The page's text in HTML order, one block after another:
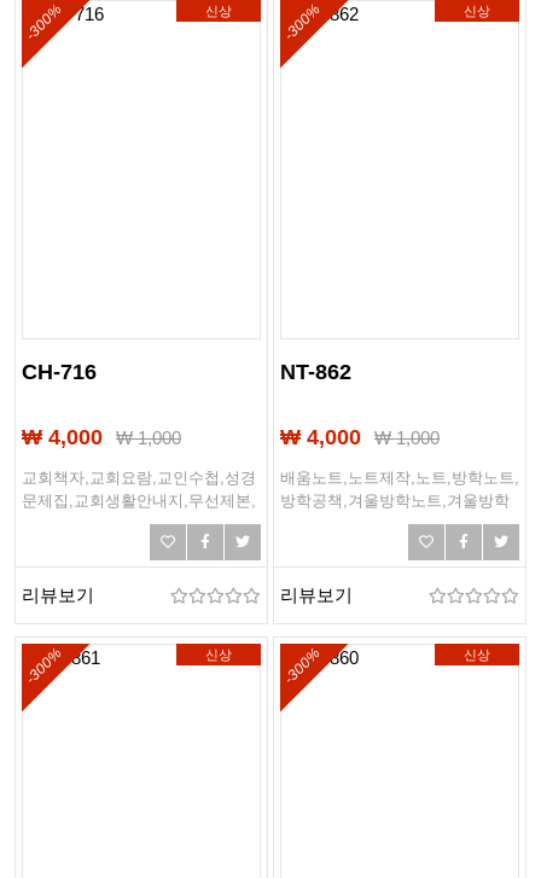
신상
-300%
CH-716
₩ 4,000 ₩1,000
교회책자,교회요람,교인수첩,성경
문제집,교회생활안내지,무선제본,
링제본,하드커버제본,떡제본,PDF
리뷰보기
신상
-300%
NT-862
₩ 4,000 ₩1,000
배움노트,노트제작,노트,방학노트,
방학공책,겨울방학노트,겨울방학
공책,초등학교노트,중학교노트,고
리뷰보기
신상
-300% 신상
-300%